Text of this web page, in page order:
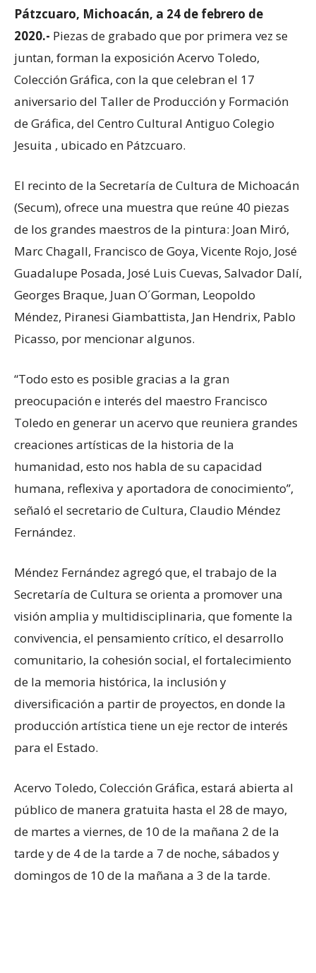
Pátzcuaro, Michoacán, a 24 de febrero de
2020.- Piezas de grabado que por primera vez se
juntan, forman la exposición Acervo Toledo,
Colección Gráfica, con la que celebran el 17
aniversario del Taller de Producción y Formación
de Gráfica, del Centro Cultural Antiguo Colegio
Jesuita , ubicado en Pátzcuaro.
El recinto de la Secretaría de Cultura de Michoacán
(Secum), ofrece una muestra que reúne 40 piezas
de los grandes maestros de la pintura: Joan Miró,
Marc Chagall, Francisco de Goya, Vicente Rojo, José
Guadalupe Posada, José Luis Cuevas, Salvador Dalí,
Georges Braque, Juan O´Gorman, Leopoldo
Méndez, Piranesi Giambattista, Jan Hendrix, Pablo
Picasso, por mencionar algunos.
“Todo esto es posible gracias a la gran
preocupación e interés del maestro Francisco
Toledo en generar un acervo que reuniera grandes
creaciones artísticas de la historia de la
humanidad, esto nos habla de su capacidad
humana, reflexiva y aportadora de conocimiento”,
señaló el secretario de Cultura, Claudio Méndez
Fernández.
Méndez Fernández agregó que, el trabajo de la
Secretaría de Cultura se orienta a promover una
visión amplia y multidisciplinaria, que fomente la
convivencia, el pensamiento crítico, el desarrollo
comunitario, la cohesión social, el fortalecimiento
de la memoria histórica, la inclusión y
diversificación a partir de proyectos, en donde la
producción artística tiene un eje rector de interés
para el Estado.
Acervo Toledo, Colección Gráfica, estará abierta al
público de manera gratuita hasta el 28 de mayo,
de martes a viernes, de 10 de la mañana 2 de la
tarde y de 4 de la tarde a 7 de noche, sábados y
domingos de 10 de la mañana a 3 de la tarde.